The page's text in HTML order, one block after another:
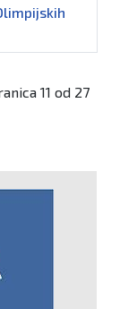
11 od 27